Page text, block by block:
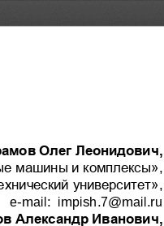
Олег Леонидович
машины и комплексы»
университет»
e-mail: impish .7@mail ru
Александр Иванович